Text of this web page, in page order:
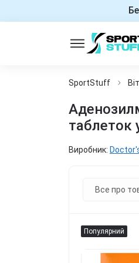
SportStuff
таблеток
Виробник:
Все про
Популярний